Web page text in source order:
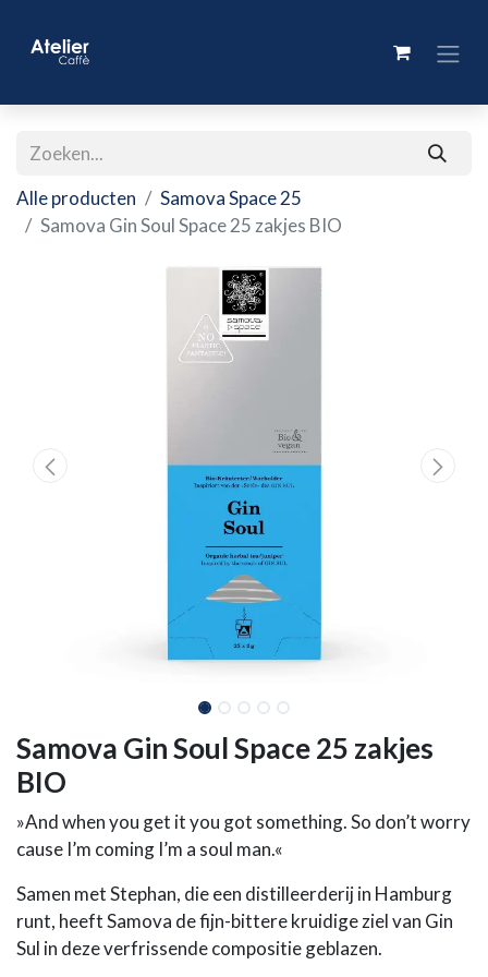
Alle producten
Samova Space 25
Samova Gin Soul Space 25 zakjes BIO
Samova Gin Soul Space 25 zakjes
BIO
»And when you get it you got something. So don’t worry
cause I’m coming I’m a soul man.«​
Samen met Stephan, die een distilleerderij in Hamburg
runt, heeft Samova de fijn-bittere kruidige ziel van Gin
Sul in deze verfrissende compositie geblazen.